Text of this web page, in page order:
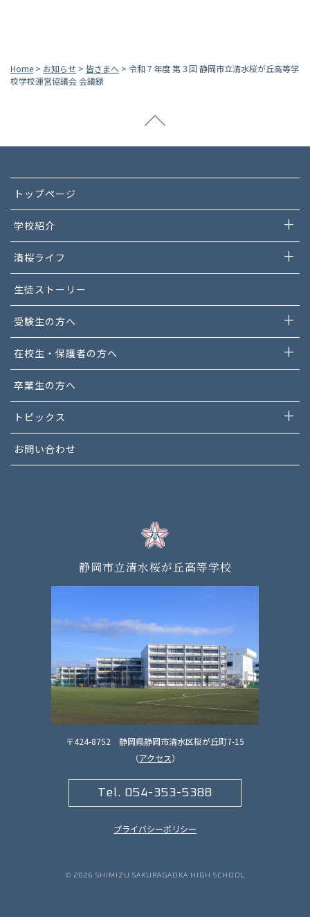
Home > お知らせ > 皆さまへ > 令和７年度 第３回 静岡市立清水桜が丘高等学
校学校運営協議会 会議録
トップページ
学校紹介
清桜ライフ
生徒ストーリー
受験生の方へ
在校生・保護者の方へ
卒業生の方へ
トピックス
お問い合わせ
静岡市立清水桜が丘高等学校
〒424-8752 静岡県静岡市清水区桜が丘町7-15
（アクセス）
Tel. 054-353-5388
プライバシーポリシー
© 2026 SHIMIZU SAKURAGAOKA HIGH SCHOOL